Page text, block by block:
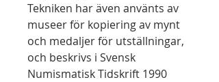
Tekniken har även använts av
museer för kopiering av mynt
och medaljer för utställningar,
och beskrivs i Svensk
Numismatisk Tidskrift 1990